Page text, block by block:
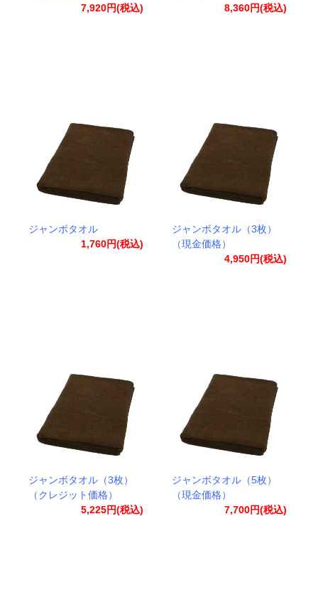
7,920円(税込)
8,360円(税込)
ジャンボタオル
1,760円(税込)
ジャンボタオル（3枚）
（現金価格）
4,950円(税込)
ジャンボタオル（3枚）
（クレジット価格）
5,225円(税込)
ジャンボタオル（5枚）
（現金価格）
7,700円(税込)